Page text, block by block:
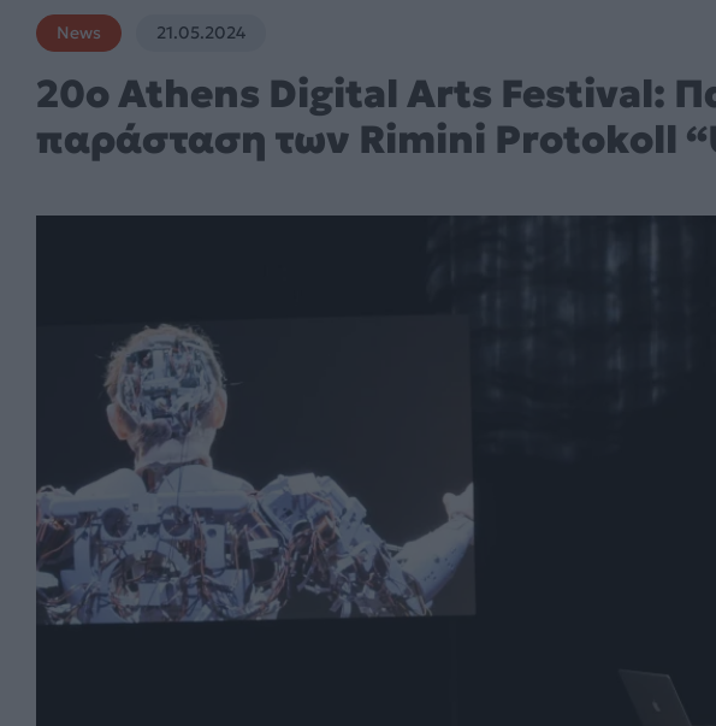
News 21.05.2024
20o Athens Digital Arts Festival:
παράσταση των Rimini Protokoll